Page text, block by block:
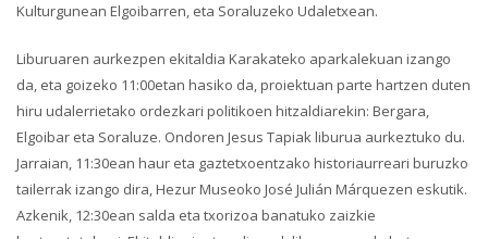
Kulturgunean Elgoibarren, eta Soraluzeko Udaletxean.
Liburuaren aurkezpen ekitaldia Karakateko aparkalekuan izango
da, eta goizeko 11:00etan hasiko da, proiektuan parte hartzen duten
hiru udalerrietako ordezkari politikoen hitzaldiarekin: Bergara,
Elgoibar eta Soraluze. Ondoren Jesus Tapiak liburua aurkeztuko du.
Jarraian, 11:30ean haur eta gaztetxoentzako historiaurreari buruzko
tailerrak izango dira, Hezur Museoko José Julián Márquezen eskutik.
Azkenik, 12:30ean salda eta txorizoa banatuko zaizkie